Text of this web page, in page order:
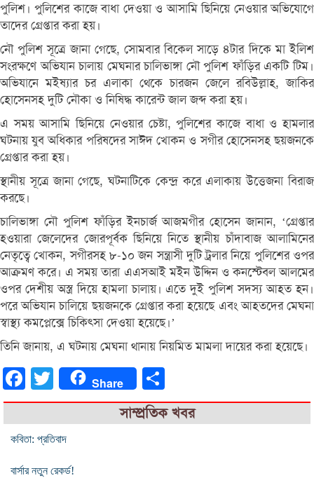
পুলিশ। পুলিশের কাজে বাধা দেওয়া ও আসামি ছিনিয়ে নেওয়ার অভিযোগে
তাদের গ্রেপ্তার করা হয়।
নৌ পুলিশ সূত্রে জানা গেছে, সোমবার বিকেল সাড়ে ৪টার দিকে মা ইলিশ
সংরক্ষণে অভিযান চালায় মেঘনার চালিভাঙ্গা নৌ পুলিশ ফাঁড়ির একটি টিম।
অভিযানে মইষ্যার চর এলাকা থেকে চারজন জেলে রবিউল্লাহ, জাকির
হোসেনসহ দুটি নৌকা ও নিষিদ্ধ কারেন্ট জাল জব্দ করা হয়।
এ সময় আসামি ছিনিয়ে নেওয়ার চেষ্টা, পুলিশের কাজে বাধা ও হামলার
ঘটনায় যুব অধিকার পরিষদের সাঈদ খোকন ও সগীর হোসেনসহ ছয়জনকে
গ্রেপ্তার করা হয়।
স্থানীয় সূত্রে জানা গেছে, ঘটনাটিকে কেন্দ্র করে এলাকায় উত্তেজনা বিরাজ
করছে।
চালিভাঙ্গা নৌ পুলিশ ফাঁড়ির ইনচার্জ আজমগীর হোসেন জানান, ‘গ্রেপ্তার
হওয়ারা জেলেদের জোরপূর্বক ছিনিয়ে নিতে স্থানীয় চাঁদাবাজ আলামিনের
নেতৃত্বে খোকন, সগীরসহ ৮-১০ জন সন্ত্রাসী দুটি ট্রলার নিয়ে পুলিশের ওপর
আক্রমণ করে। এ সময় তারা এএসআই মইন উদ্দিন ও কনস্টেবল আলমের
ওপর দেশীয় অস্ত্র দিয়ে হামলা চালায়। এতে দুই পুলিশ সদস্য আহত হন।
পরে অভিযান চালিয়ে ছয়জনকে গ্রেপ্তার করা হয়েছে এবং আহতদের মেঘনা
স্বাস্থ্য কমপ্লেক্সে চিকিৎসা দেওয়া হয়েছে।’
তিনি জানায়, এ ঘটনায় মেঘনা থানায় নিয়মিত মামলা দায়ের করা হয়েছে।
FacebookTwitter Share
সাম্প্রতিক খবর
কবিতা: প্রতিবাদ
বার্সার নতুন রেকর্ড!